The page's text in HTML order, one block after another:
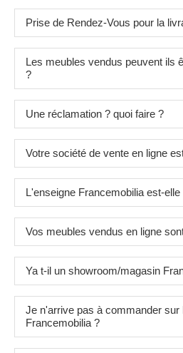
Prise de Rendez-Vous pour la
Les meubles vendus peuvent ils
?
Une réclamation ? quoi faire ?
Votre société de vente en ligne
L'enseigne Francemobilia est-
Vos meubles vendus en ligne
Ya t-il un showroom/magasin
Je n'arrive pas à commander sur
Francemobilia ?